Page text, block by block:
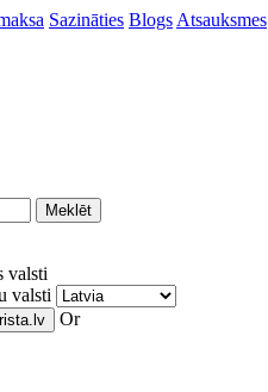
Sazināties Blogs Atsauksmes
Meklēt
valsti
valsti
Or